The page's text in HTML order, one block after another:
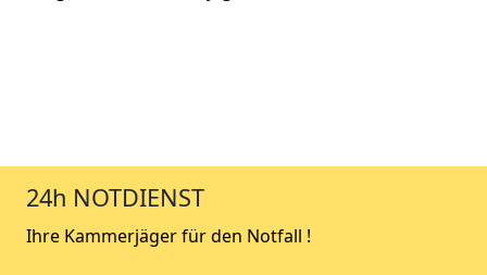
24h NOTDIENST
Ihre Kammerjäger für den Notfall !